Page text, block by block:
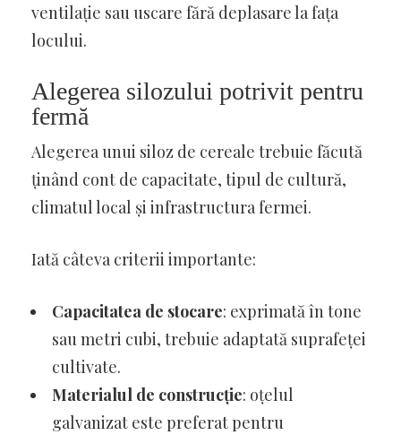
ventilație sau uscare fără deplasare la fața
locului.
Alegerea silozului potrivit pentru
fermă
Alegerea unui siloz de cereale trebuie făcută
ținând cont de capacitate, tipul de cultură,
climatul local și infrastructura fermei.
Iată câteva criterii importante:
Capacitatea de stocare: exprimată în tone
sau metri cubi, trebuie adaptată suprafeței
cultivate.
Materialul de construcție: oțelul
galvanizat este preferat pentru